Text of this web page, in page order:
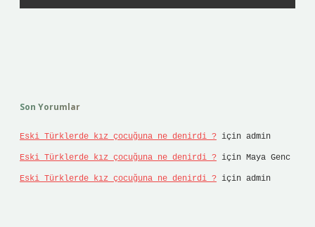
Son Yorumlar
Eski Türklerde kız çocuğuna ne denirdi ? için admin
Eski Türklerde kız çocuğuna ne denirdi ? için Maya Genc
Eski Türklerde kız çocuğuna ne denirdi ? için admin